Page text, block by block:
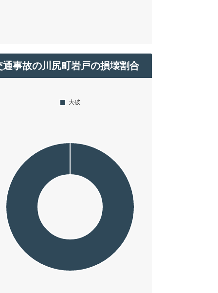
通事故の川尻町岩戸の損壊割合